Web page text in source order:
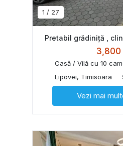
1 / 27
Pretabil grădiniță ,
3,800
Casă / Vilă cu 10
Lipovei, Timisoara
Vezi mai